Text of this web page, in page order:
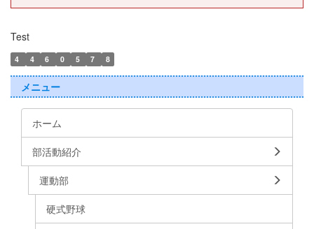
Test
4 4 6 0 5 7 8
メニュー
ホーム
部活動紹介
運動部
硬式野球